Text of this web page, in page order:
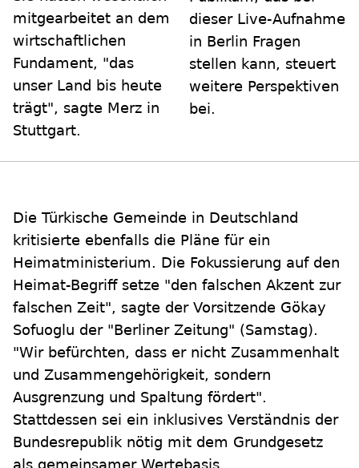
mitgearbeitet an dem
wirtschaftlichen
Fundament, "das
unser Land bis heute
trägt", sagte Merz in
Stuttgart.
dieser Live-Aufnahme
in Berlin Fragen
stellen kann, steuert
weitere Perspektiven
bei.
Die Türkische Gemeinde in Deutschland
kritisierte ebenfalls die Pläne für ein
Heimatministerium. Die Fokussierung auf den
Heimat-Begriff setze "den falschen Akzent zur
falschen Zeit", sagte der Vorsitzende Gökay
Sofuoglu der "Berliner Zeitung" (Samstag).
"Wir befürchten, dass er nicht Zusammenhalt
und Zusammengehörigkeit, sondern
Ausgrenzung und Spaltung fördert".
Stattdessen sei ein inklusives Verständnis der
Bundesrepublik nötig mit dem Grundgesetz
als gemeinsamer Wertebasis.